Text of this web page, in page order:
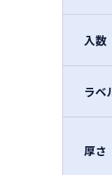
入数
ラベ
厚さ